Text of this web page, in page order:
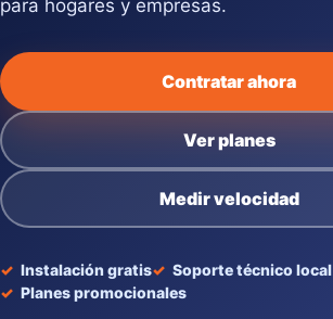
para hogares y empresas.
Contratar ahora
Ver planes
Medir velocidad
Instalación gratis
Soporte técnico local
Planes promocionales